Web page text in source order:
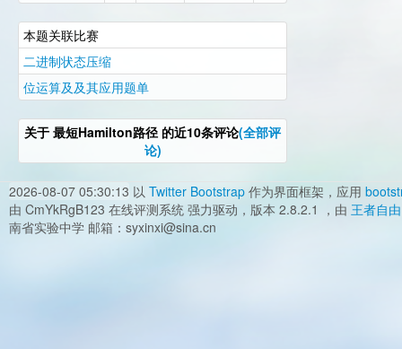
本题关联比赛
二进制状态压缩
位运算及及其应用题单
关于 最短Hamilton路径的近10条评论(全部评
论)
2026-08-07 05:30:13 以 Twitter Bootstrap 作为界面框架，应用
由 CmYkRgB123 在线评测系统 强力驱动，版本 2.8.2.1 ，由 王者自由
南省实验中学 邮箱：syxinxi@sina.cn